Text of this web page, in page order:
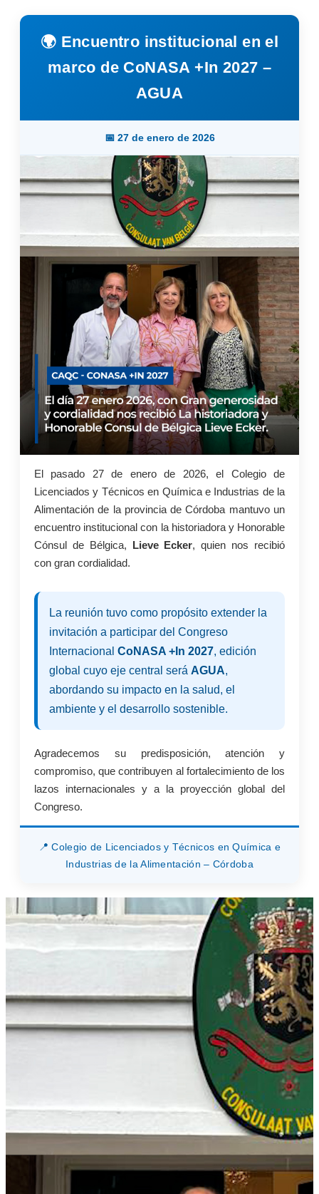
🌍 Encuentro institucional en el
marco de CoNASA +In 2027 –
AGUA
📅 27 de enero de 2026
El pasado 27 de enero de 2026, el Colegio de
Licenciados y Técnicos en Química e Industrias de la
Alimentación de la provincia de Córdoba mantuvo un
encuentro institucional con la historiadora y Honorable
Cónsul de Bélgica, Lieve Ecker, quien nos recibió
con gran cordialidad.
La reunión tuvo como propósito extender la
invitación a participar del Congreso
Internacional CoNASA +In 2027, edición
global cuyo eje central será AGUA,
abordando su impacto en la salud, el
ambiente y el desarrollo sostenible.
Agradecemos su predisposición, atención y
compromiso, que contribuyen al fortalecimiento de los
lazos internacionales y a la proyección global del
Congreso.
📍 Colegio de Licenciados y Técnicos en Química e
Industrias de la Alimentación – Córdoba